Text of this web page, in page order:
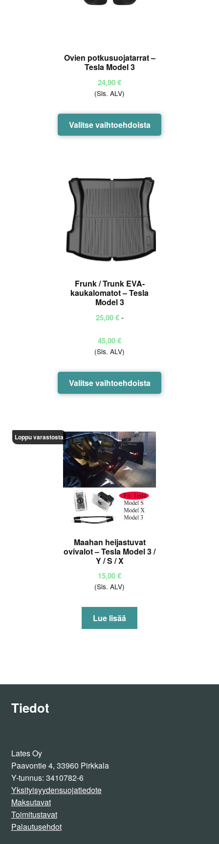
Ovien potkusuojatarrat –
Tesla Model 3
24,90€
(Sis. ALV)
Valitse vaihtoehdoista
Tällä
tuotteella
Frunk / Trunk EVA-
kaukalomatot – Tesla
Model 3
25,00€ -
45,00€Hintaluokka:
25,00 €
(Sis. ALV)
Valitse vaihtoehdoista
Tällä
tuotteella
Loppu varastosta
Maahan heijastuvat
ovivalot – Tesla Model 3 /
Y / S / X
15,00€
(Sis. ALV)
Lue lisää
Tiedot
Lates Oy
Paavontie 4, 33960 Pirkkala
Y-tunnus: 3410782-6
Yksityisyydensuojatiedote
Maksutavat
Toimitustavat
Palautusehdot